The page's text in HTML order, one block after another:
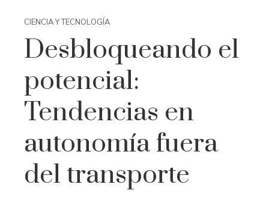
CIENCIA Y TECNOLOGÍA
Desbloqueando el
potencial:
Tendencias en
autonomía fuera
del transporte